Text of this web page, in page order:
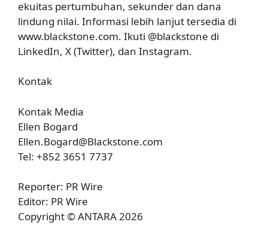
ekuitas pertumbuhan, sekunder dan dana
lindung nilai. Informasi lebih lanjut tersedia di
www.blackstone.com. Ikuti @blackstone di
LinkedIn, X (Twitter), dan Instagram.
Kontak
Kontak Media
Ellen Bogard
Ellen.Bogard@Blackstone.com
Tel: +852 3651 7737
Reporter: PR Wire
Editor: PR Wire
Copyright © ANTARA 2026